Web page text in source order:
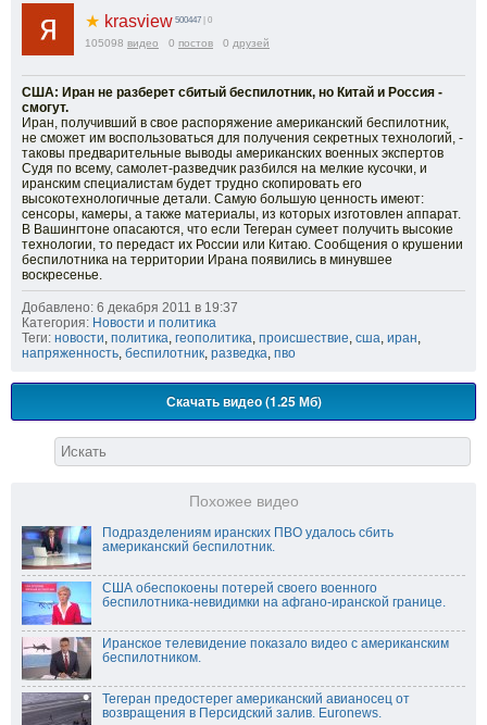
★ krasview 500447 | 0
105098 видео 0 постов 0 друзей
США: Иран не разберет сбитый беспилотник, но Китай и Россия -
смогут.
Иран, получивший в свое распоряжение американский беспилотник,
не сможет им воспользоваться для получения секретных технологий, -
таковы предварительные выводы американских военных экспертов
Судя по всему, самолет-разведчик разбился на мелкие кусочки, и
иранским специалистам будет трудно скопировать его
высокотехнологичные детали. Самую большую ценность имеют:
сенсоры, камеры, а также материалы, из которых изготовлен аппарат.
В Вашингтоне опасаются, что если Тегеран сумеет получить высокие
технологии, то передаст их России или Китаю. Сообщения о крушении
беспилотника на территории Ирана появились в минувшее
воскресенье.
Добавлено: 6 декабря 2011 в 19:37
Категория: Новости и политика
Теги: новости, политика, геополитика, происшествие, сша, иран,
напряженность, беспилотник, разведка, пво
Скачать видео (1.25 Мб)
Похожее видео
Подразделениям иранских ПВО удалось сбить
американский беспилотник.
США обеспокоены потерей своего военного
беспилотника-невидимки на афгано-иранской границе.
Иранское телевидение показало видео с американским
беспилотником.
Тегеран предостерег американский авианосец от
возвращения в Персидский залив. Euronews.